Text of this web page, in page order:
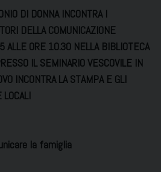
DI DONNA INCONTRA I
DELLA COMUNICAZIONE
ALLE ORE 10.30 NELLA BIBLIOTECA
IL SEMINARIO VESCOVILE IN
INCONTRA LA STAMPA E GLI
LOCALI
la famiglia